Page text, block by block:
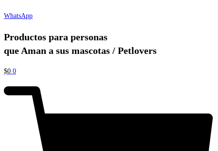
WhatsApp
Productos para personas
que Aman a sus mascotas / Petlovers
$0 0